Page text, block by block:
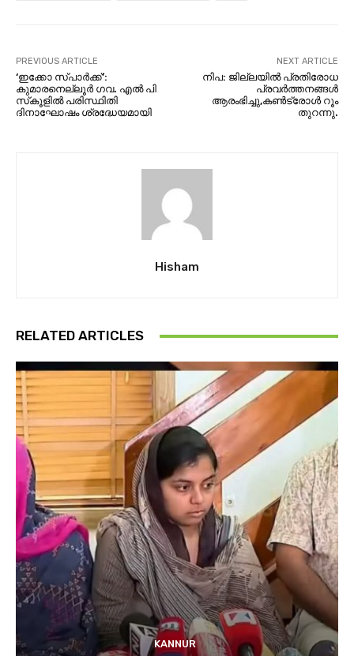
PREVIOUS ARTICLE
‘ഇക്കോ സ്പാർക്ക്’:
കുമാരനെല്ലൂർ ഗവ. എൽ പി
സ്‌കൂളിൽ പരിസ്ഥിതി
ദിനാഘോഷം ശ്രദ്ധേയമായി
NEXT ARTICLE
നിപ: ജില്ലയില്‍ പ്രതിരോധ
പ്രവര്‍ത്തനങ്ങള്‍
ആരംഭിച്ചു,കണ്‍ട്രോള്‍ റൂം
തുറന്നു.
Hisham
RELATED ARTICLES
KANNUR